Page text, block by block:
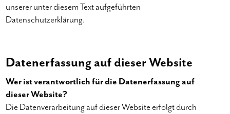
unserer unter diesem Text aufgeführten
Datenschutzerklärung.
Datenerfassung auf dieser Website
Wer ist verantwortlich für die Datenerfassung auf
dieser Website?
Die Datenverarbeitung auf dieser Website erfolgt durch